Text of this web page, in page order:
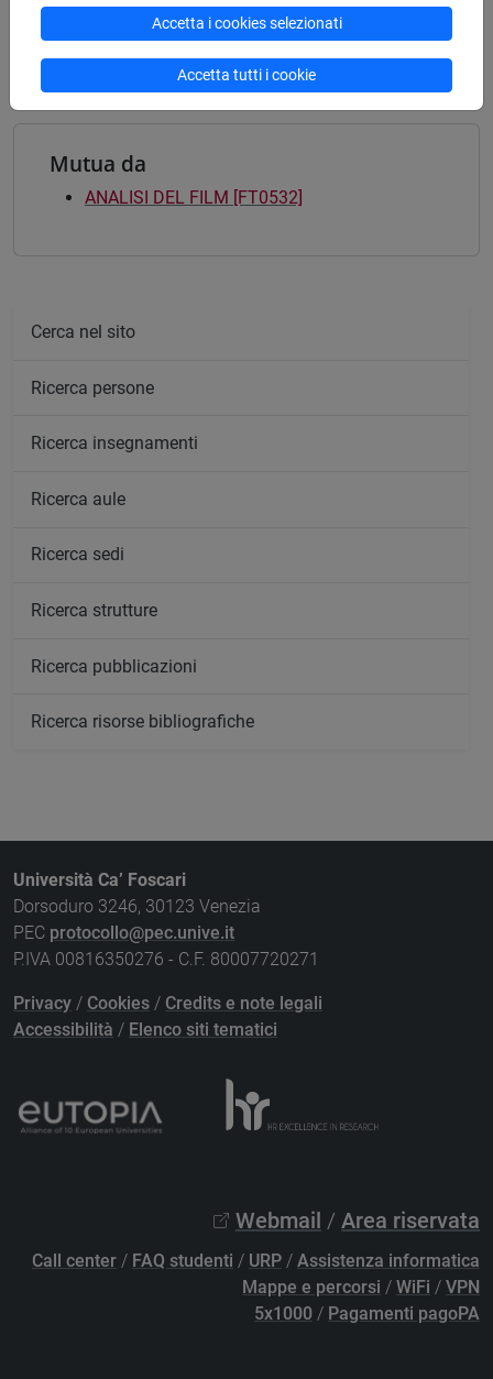
[FTR5] STORIA - Laurea
archivistico bibliotecario
Mutua da
ANALISI DEL FILM [FT0532]
Cerca nel sito
Ricerca persone
Ricerca insegnamenti
Ricerca aule
Ricerca sedi
Ricerca strutture
Ricerca pubblicazioni
Ricerca risorse bibliografiche
Università Ca’ Foscari
Dorsoduro 3246, 30123 Venezia
PEC protocollo@pec.unive.it
P.IVA 00816350276 - C.F. 80007720271
Privacy / Cookies / Credits e note legali
Accessibilità / Elenco siti tematici
Webmail / Area riservata
Call center / FAQ studenti / URP / Assistenza informatica
Mappe e percorsi / WiFi / VPN
5x1000 / Pagamenti pagoPA
Accetta i cookies selezionati
Accetta tutti i cookie